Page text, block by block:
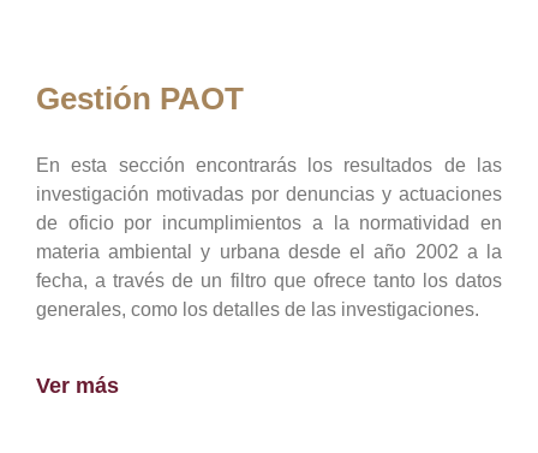
Gestión PAOT
En esta sección encontrarás los resultados de las
investigación motivadas por denuncias y actuaciones
de oficio por incumplimientos a la normatividad en
materia ambiental y urbana desde el año 2002 a la
fecha, a través de un filtro que ofrece tanto los datos
generales, como los detalles de las investigaciones.
Ver más